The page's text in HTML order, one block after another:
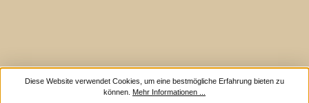
Diese Website verwendet Cookies, um eine bestmögliche Erfahrung bieten zu
können. Mehr Informationen ...